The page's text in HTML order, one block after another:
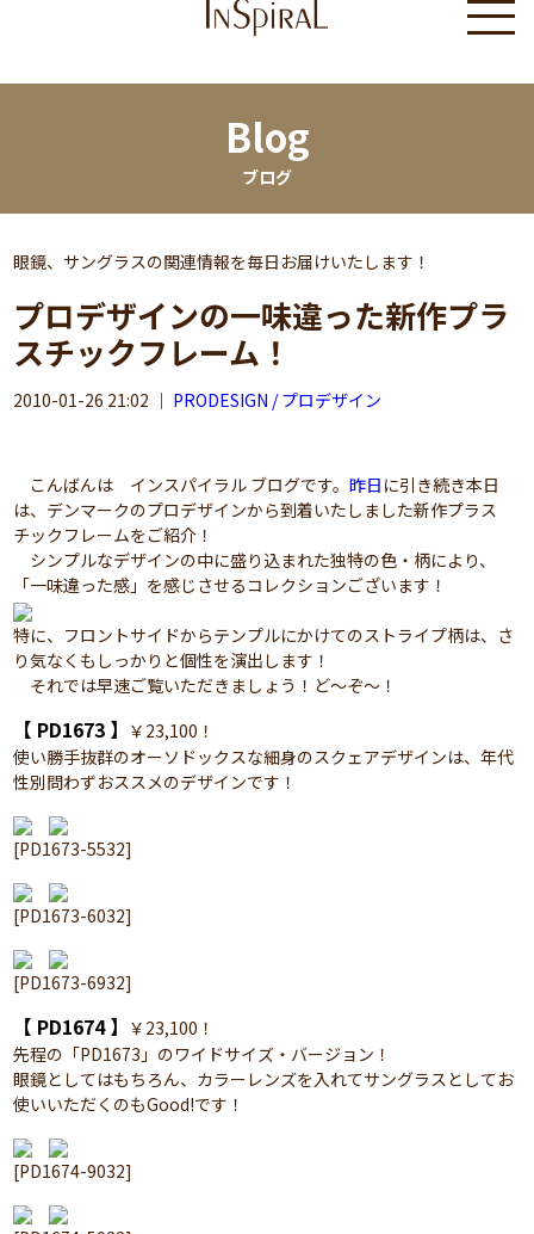
Blog
ブログ
眼鏡、サングラスの関連情報を毎日お届けいたします！
プロデザインの一味違った新作プラ
スチックフレーム！
2010-01-26 21:02 ｜ PRODESIGN / プロデザイン
こんばんは インスパイラル ブログです。昨日 に引き続き本日
は、デンマークのプロデザインから到着いたしました新作プラス
チックフレームをご紹介！
シンプルなデザインの中に盛り込まれた独特の色・柄により、
「一味違った感」を感じさせるコレクションございます！
特に、フロントサイドからテンプルにかけてのストライプ柄は、さ
り気なくもしっかりと個性を演出します！
それでは早速ご覧いただきましょう！ど～ぞ～！
【 PD1673 】 ￥23,100！
使い勝手抜群のオーソドックスな細身のスクェアデザインは、年代
性別問わずおススメのデザインです！
[PD1673-5532]
[PD1673-6032]
[PD1673-6932]
【 PD1674 】 ￥23,100！
先程の「PD1673」のワイドサイズ・バージョン！
眼鏡としてはもちろん、カラーレンズを入れてサングラスとしてお
使いいただくのもGood!です！
[PD1674-9032]